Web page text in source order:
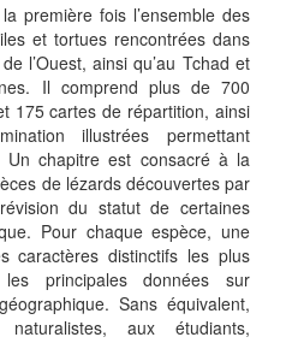
première fois l’ensemble des
et tortues rencontrées dans
l’Ouest, ainsi qu’au Tchad et
Il comprend plus de 700
175 cartes de répartition, ainsi
illustrées permettant
Un chapitre est consacré à la
de lézards découvertes par
du statut de certaines
Pour chaque espèce, une
caractères distinctifs les plus
principales données sur
Sans équivalent,
naturalistes, aux étudiants,